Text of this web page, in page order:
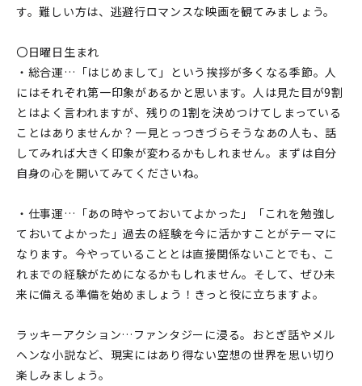
す。難しい方は、逃避行ロマンスな映画を観てみましょう。
〇日曜日生まれ
・総合運…「はじめまして」という挨拶が多くなる季節。人
にはそれぞれ第一印象があるかと思います。人は見た目が9割
とはよく言われますが、残りの1割を決めつけてしまっている
ことはありませんか？一見とっつきづらそうなあの人も、話
してみれば大きく印象が変わるかもしれません。まずは自分
自身の心を開いてみてくださいね。
・仕事運…「あの時やっておいてよかった」「これを勉強し
ておいてよかった」過去の経験を今に活かすことがテーマに
なります。今やっていることとは直接関係ないことでも、こ
れまでの経験がためになるかもしれません。そして、ぜひ未
来に備える準備を始めましょう！きっと役に立ちますよ。
ラッキーアクション…ファンタジーに浸る。おとぎ話やメル
ヘンな小説など、現実にはあり得ない空想の世界を思い切り
楽しみましょう。